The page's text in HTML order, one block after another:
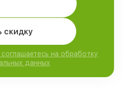
скидку
на обработку
данных